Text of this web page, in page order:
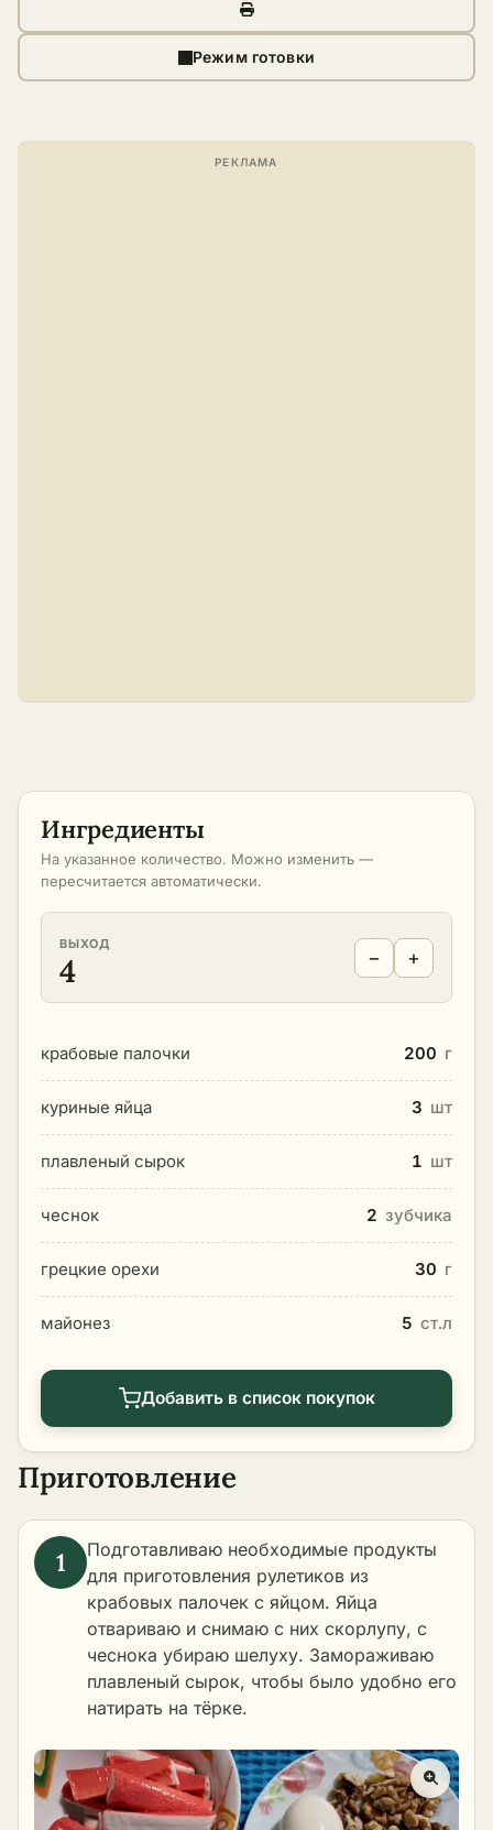
Режим готовки
Ингредиенты
На указанное количество. Можно изменить —
пересчитается автоматически.
ВЫХОД
4 − +
крабовые палочки 200 г
куриные яйца 3 шт
плавленый сырок 1 шт
чеснок 2 зубчика
грецкие орехи 30 г
майонез 5 ст.л
Добавить в список покупок
Приготовление
Подготавливаю необходимые продукты
для приготовления рулетиков из
крабовых палочек с яйцом. Яйца
отвариваю и снимаю с них скорлупу, с
чеснока убираю шелуху. Замораживаю
плавленый сырок, чтобы было удобно его
натирать на тёрке.